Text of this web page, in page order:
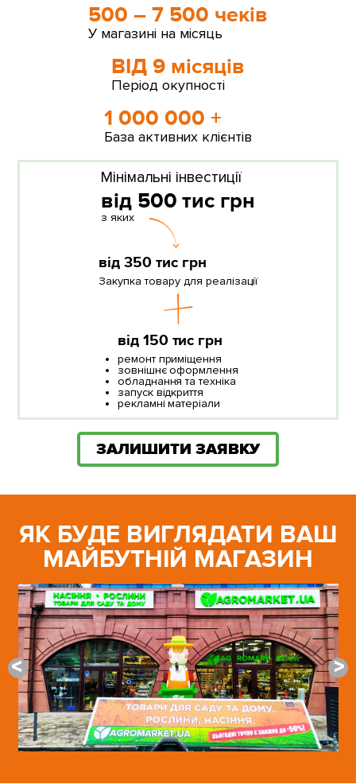
500 – 7 500 чеків
У магазині на місяць
ВІД 9 місяців
Період окупності
1 000 000 +
База активних клієнтів
Мінімальні інвестиції
від 500 тис грн
з яких
від 350 тис грн
Закупка товару для реалізації
від 150 тис грн
ремонт приміщення
зовнішнє оформлення
обладнання та техніка
запуск відкриття
рекламні матеріали
ЗАЛИШИТИ ЗАЯВКУ
ЯК БУДЕ ВИГЛЯДАТИ ВАШ
МАЙБУТНІЙ МАГАЗИН